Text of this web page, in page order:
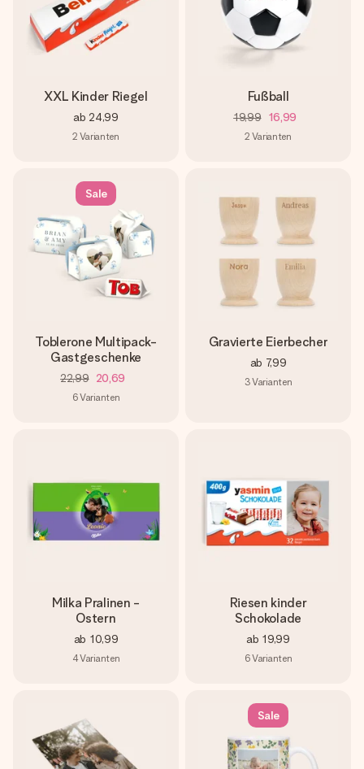
XXL Kinder Riegel
ab 24,99
2 Varianten
Fußball
19,99 16,99
2 Varianten
Sale
Toblerone Multipack-
Gastgeschenke
22,99 20,69
6Varianten
Gravierte Eierbecher
ab 7,99
3Varianten
Milka Pralinen -
Ostern
ab 10,99
4Varianten
Riesen kinder
Schokolade
ab 19,99
6Varianten
Sale